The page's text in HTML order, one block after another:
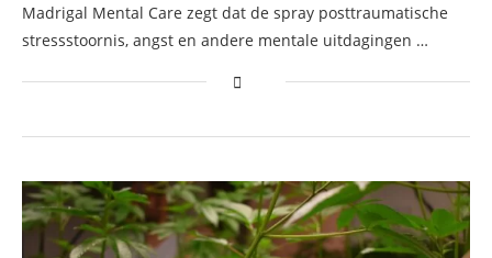
Madrigal Mental Care zegt dat de spray posttraumatische
stressstoornis, angst en andere mentale uitdagingen …